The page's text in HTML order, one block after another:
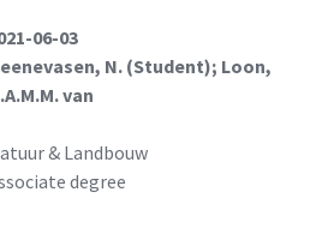
06-03
N. (Student); Loon,
van
& Landbouw
degree